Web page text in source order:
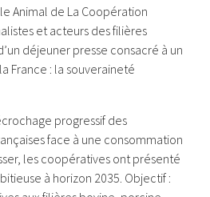
Animal de La Coopération
et acteurs des filières
déjeuner presse consacré à un
France : la souveraineté
progressif des
face à une consommation
les coopératives ont présenté
à horizon 2035. Objectif :